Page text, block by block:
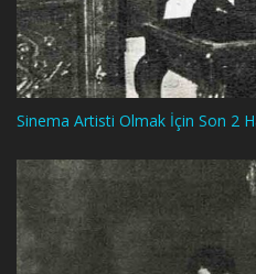
Sinema Artisti Olmak İçin Son 2